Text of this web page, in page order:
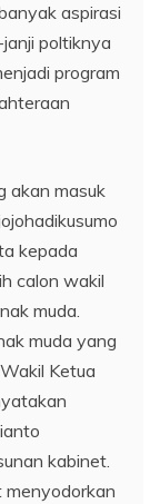
aspirasi
poltiknya
program
akan masuk
kepada
calon wakil
muda.
muda yang
Ketua
kabinet.
menyodorkan